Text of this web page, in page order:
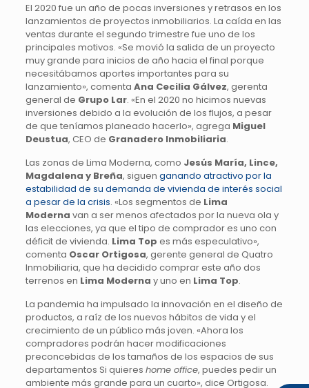
El 2020 fue un año de pocas inversiones y retrasos en los
lanzamientos de proyectos inmobiliarios. La caída en las
ventas durante el segundo trimestre fue uno de los
principales motivos. «Se movió la salida de un proyecto
muy grande para inicios de año hacia el final porque
necesitábamos aportes importantes para su
lanzamiento», comenta Ana Cecilia Gálvez, gerenta
general de Grupo Lar. «En el 2020 no hicimos nuevas
inversiones debido a la evolución de los flujos, a pesar
de que teníamos planeado hacerlo», agrega Miguel
Deustua, CEO de Granadero Inmobiliaria.
Las zonas de Lima Moderna, como Jesús María, Lince,
Magdalena y Breña, siguen ganando atractivo por la
estabilidad de su demanda de vivienda de interés social
a pesar de la crisis. «Los segmentos de Lima
Moderna van a ser menos afectados por la nueva ola y
las elecciones, ya que el tipo de comprador es uno con
déficit de vivienda. Lima Top es más especulativo»,
comenta Oscar Ortigosa, gerente general de Quatro
Inmobiliaria, que ha decidido comprar este año dos
terrenos en Lima Moderna y uno en Lima Top.
La pandemia ha impulsado la innovación en el diseño de
productos, a raíz de los nuevos hábitos de vida y el
crecimiento de un público más joven. «Ahora los
compradores podrán hacer modificaciones
preconcebidas de los tamaños de los espacios de sus
departamentos Si quieres home office, puedes pedir un
ambiente más grande para un cuarto», dice Ortigosa.